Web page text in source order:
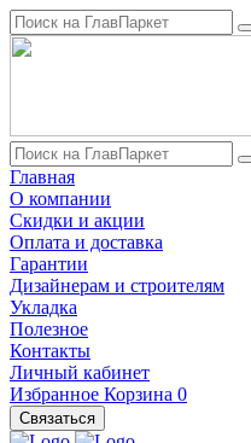
Главная
О компании
Скидки и акции
Оплата и доставка
Гарантии
Дизайнерам и строителям
Укладка
Полезное
Контакты
Личный кабинет
Избранное Корзина 0
Связаться